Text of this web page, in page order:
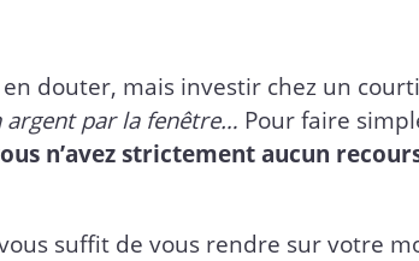
douter, mais investir chez un
argent par la fenêtre… Pour faire
n’avez strictement aucun
suffit de vous rendre sur votre